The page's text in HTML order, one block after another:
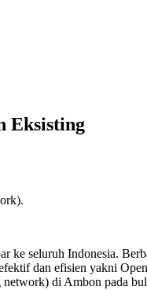
Eksisting
ke seluruh Indonesia.
dan efisien yakni
di Ambon pada